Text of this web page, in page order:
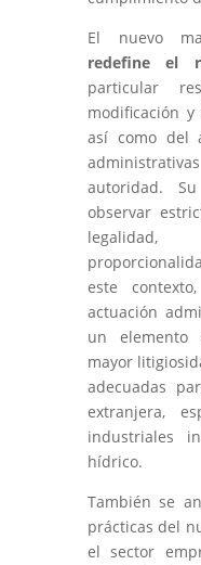
El nuevo
redefine el
particular
modificación
así como del
autoridad.
observar
legalidad,
este
actuación
un
mayor
adecuadas
extranjera,
industriales
hídrico.
También se
prácticas del
el sector